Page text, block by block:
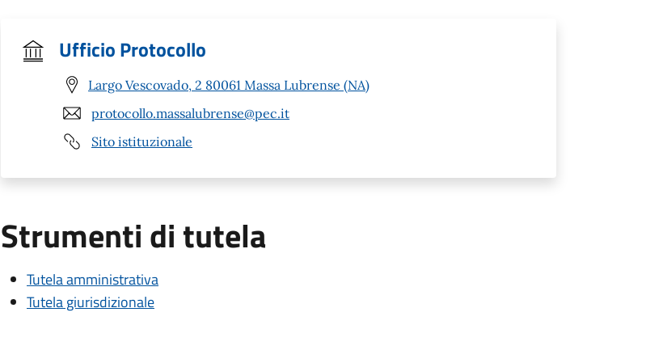
Ufficio Protocollo
Largo Vescovado, 2 80061 Massa Lubrense (NA)
protocollo.massalubrense@pec.it
Sito istituzionale
Strumenti di tutela
Tutela amministrativa
Tutela giurisdizionale